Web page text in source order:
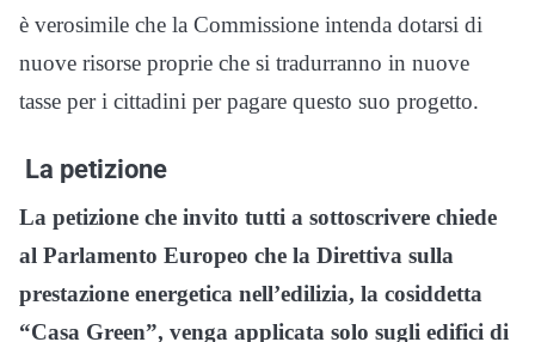
è verosimile che la Commissione intenda dotarsi di
nuove risorse proprie che si tradurranno in nuove
tasse per i cittadini per pagare questo suo progetto.
La petizione
La petizione che invito tutti a sottoscrivere chiede
al Parlamento Europeo che la Direttiva sulla
prestazione energetica nell’edilizia, la cosiddetta
“Casa Green”, venga applicata solo sugli edifici di